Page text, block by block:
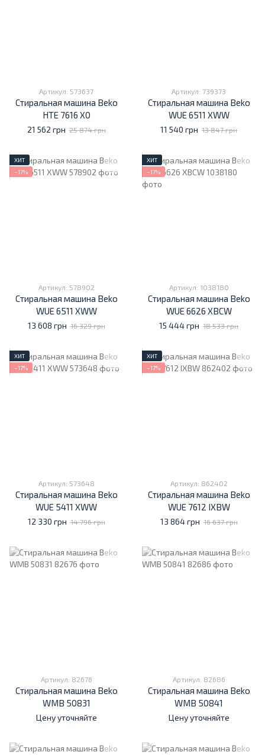
Артикул: 573637
Стиральная машина Beko
HTE 7616 X0
21 562 грн 25 874 грн
Артикул: 739373
Стиральная машина Beko
WUE 6511 XWW
11 540 грн 13 847 грн
ХИТ
−17%
Артикул: 578902
Стиральная машина Beko
WUE 6511 XWW
13 608 грн 16 329 грн
ХИТ
−17%
Артикул: 1038180
Стиральная машина Beko
WUE 6626 XBCW
15 444 грн 18 533 грн
ХИТ
−17%
Артикул: 573648
Стиральная машина Beko
WUE 5411 XWW
12 330 грн 14 796 грн
ХИТ
−17%
Артикул: 862402
Стиральная машина Beko
WUE 7612 IXBW
13 864 грн 16 637 грн
Артикул: 82676
Стиральная машина Beko
WMB 50831
Цену уточняйте
Артикул: 82686
Стиральная машина Beko
WMB 50841
Цену уточняйте